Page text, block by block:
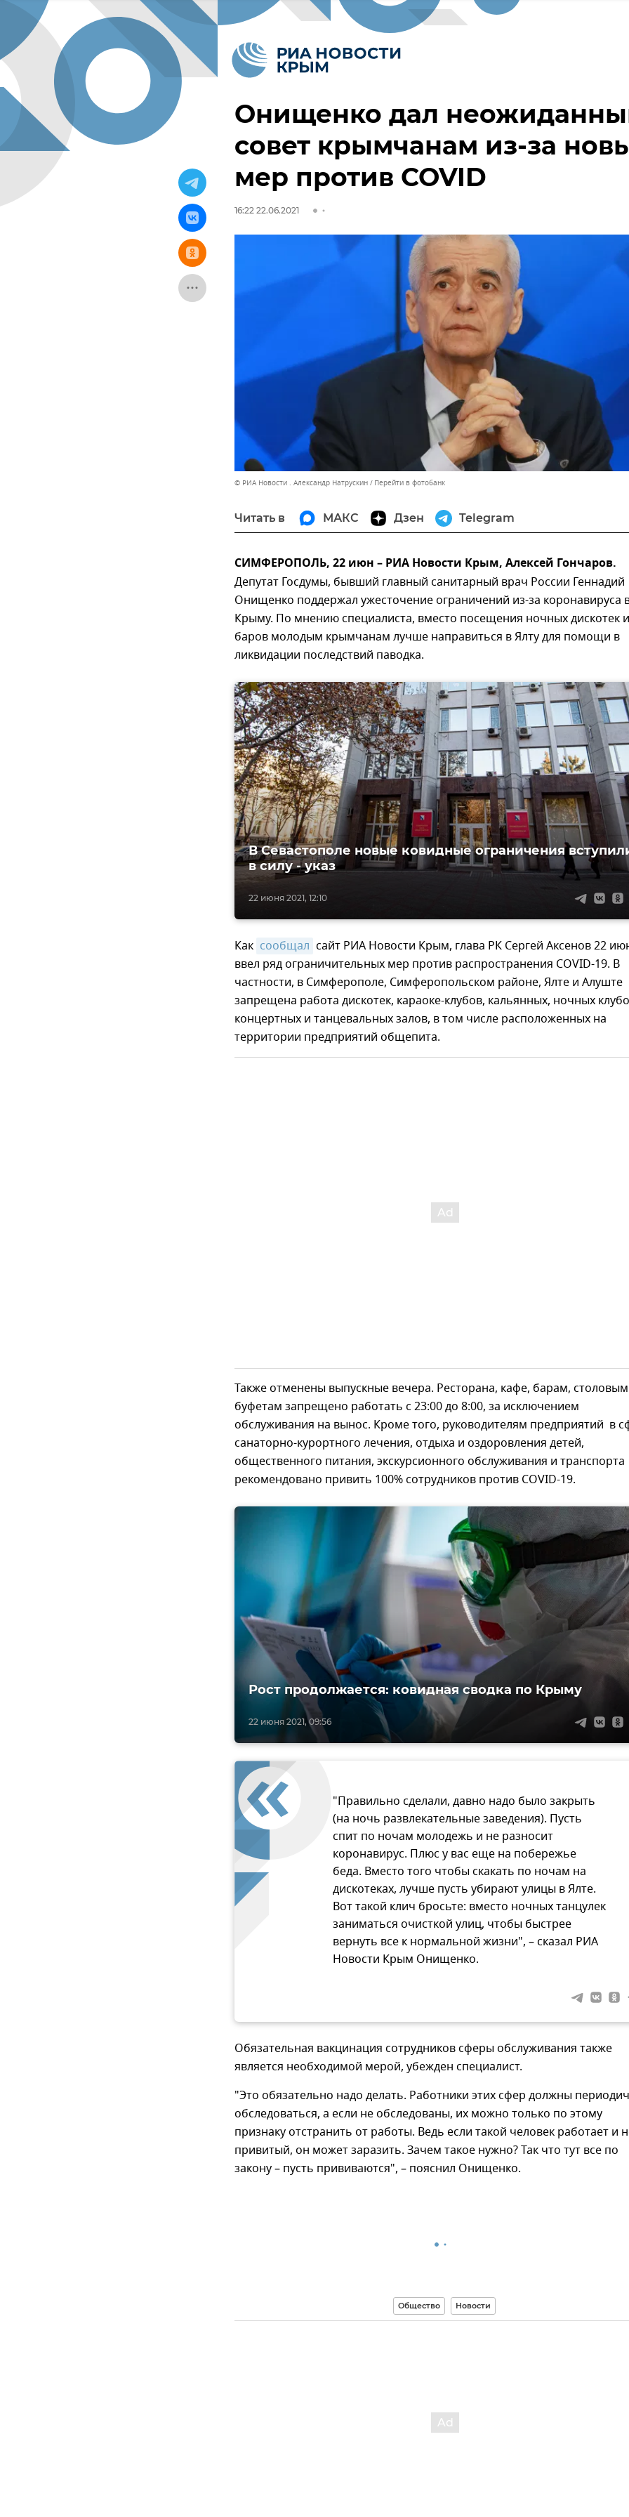
Онищенко дал
совет крымчанам из-за
мер против COVID
16:22 22.06.2021
© РИА Новости . Александр Натрускин Перейти в фотобанк
Читать в МАКС Дзен Telegram
СИМФЕРОПОЛЬ, 22 июн – РИА Новости Крым, Алексей Гончаров.
Депутат Госдумы, бывший главный санитарный врач России Геннадий
Онищенко поддержал ужесточение ограничений из-за коронавируса
Крыму. По мнению специалиста, вместо посещения ночных дискотек и
баров молодым крымчанам лучше направиться в Ялту для помощи в
ликвидации последствий паводка.
22 июня 2021, 12:10
В Севастополе новые ковидные ограничения
в силу - указ
Как сообщал сайт РИА Новости Крым, глава РК Сергей Аксенов 22
ввел ряд ограничительных мер против распространения COVID-19. В
частности, в Симферополе, Симферопольском районе, Ялте и Алуште
запрещена работа дискотек, караоке-клубов, кальянных, ночных
концертных и танцевальных залов, в том числе расположенных на
территории предприятий общепита.
Также отменены выпускные вечера. Ресторана, кафе, барам,
буфетам запрещено работать с 23:00 до 8:00, за исключением
обслуживания на вынос. Кроме того, руководителям предприятий в
санаторно-курортного лечения, отдыха и оздоровления детей,
общественного питания, экскурсионного обслуживания и транспорта
рекомендовано привить 100% сотрудников против COVID-19.
22 июня 2021, 09:56
Рост продолжается: ковидная сводка по Крыму
"Правильно сделали, давно надо было закрыть
(на ночь развлекательные заведения). Пусть
спит по ночам молодежь и не разносит
коронавирус. Плюс у вас еще на побережье
беда. Вместо того чтобы скакать по ночам на
дискотеках, лучше пусть убирают улицы в Ялте.
Вот такой клич бросьте: вместо ночных танцулек
заниматься очисткой улиц, чтобы быстрее
вернуть все к нормальной жизни", – сказал РИА
Новости Крым Онищенко.
Обязательная вакцинация сотрудников сферы обслуживания также
является необходимой мерой, убежден специалист.
"Это обязательно надо делать. Работники этих сфер должны
обследоваться, а если не обследованы, их можно только по этому
признаку отстранить от работы. Ведь если такой человек работает и
привитый, он может заразить. Зачем такое нужно? Так что тут все по
закону – пусть прививаются", – пояснил Онищенко.
Общество Новости